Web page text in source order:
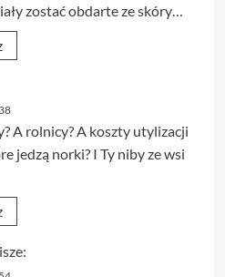
zostać obdarte ze skóry…
A rolnicy? A koszty utylizacji
jedzą norki? I Ty niby ze wsi